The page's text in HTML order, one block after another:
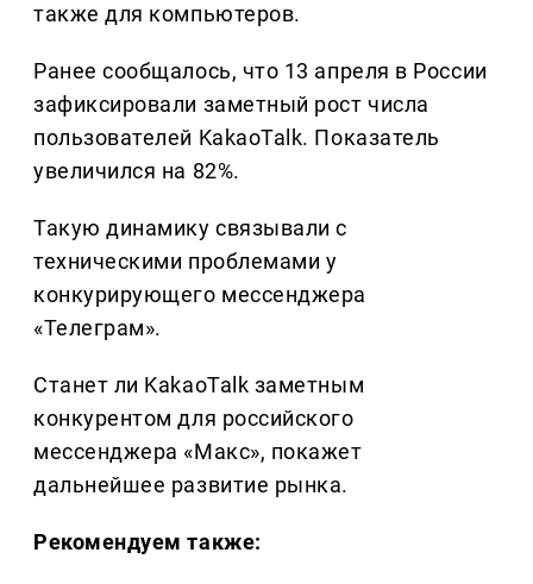
также для компьютеров.
Ранее сообщалось, что 13 апреля в России
зафиксировали заметный рост числа
пользователей KakaoTalk. Показатель
увеличился на 82%.
Такую динамику связывали с
техническими проблемами у
конкурирующего мессенджера
«Телеграм».
Станет ли KakaoTalk заметным
конкурентом для российского
мессенджера «Макс», покажет
дальнейшее развитие рынка.
Рекомендуем также: